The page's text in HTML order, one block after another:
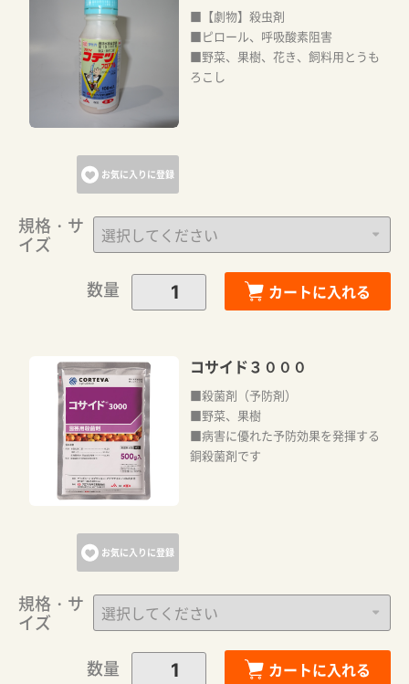
お気に入りに登録
■【劇物】殺虫剤
■ピロール、呼吸酸素阻害
■野菜、果樹、花き、飼料用とうも
ろこし
規格・サ
イズ
数量
カートに入れる
お気に入りに登録
コサイド３０００
■殺菌剤（予防剤）
■野菜、果樹
■病害に優れた予防効果を発揮する
銅殺菌剤です
規格・サ
イズ
数量
カートに入れる